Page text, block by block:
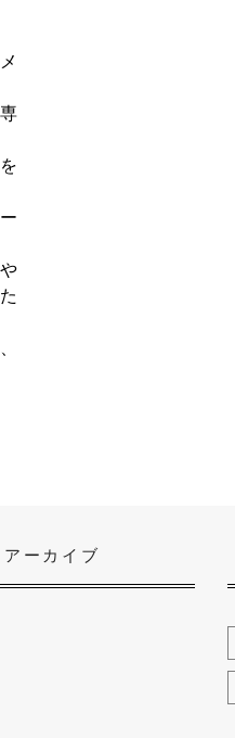
アーカイブ